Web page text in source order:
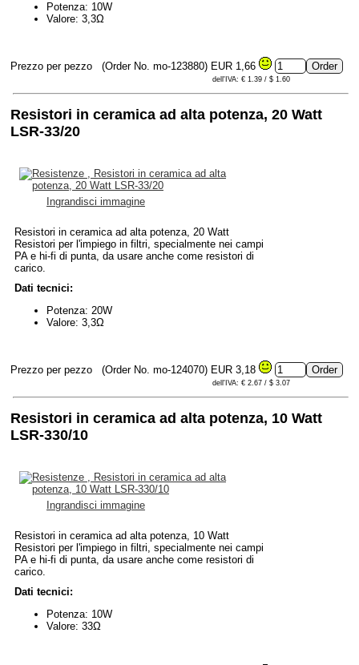
Potenza: 10W
Valore: 3,3Ω
Prezzo per pezzo (Order No. mo-123880) EUR 1,66
dell'IVA: € 1.39 / $ 1.60
Resistori in ceramica ad alta potenza, 20 Watt
LSR-33/20
Ingrandisci immagine
Resistori in ceramica ad alta potenza, 20 Watt
Resistori per l'impiego in filtri, specialmente nei campi
PA e hi-fi di punta, da usare anche come resistori di
carico.
Dati tecnici:
Potenza: 20W
Valore: 3,3Ω
Prezzo per pezzo (Order No. mo-124070) EUR 3,18
dell'IVA: € 2.67 / $ 3.07
Resistori in ceramica ad alta potenza, 10 Watt
LSR-330/10
Ingrandisci immagine
Resistori in ceramica ad alta potenza, 10 Watt
Resistori per l'impiego in filtri, specialmente nei campi
PA e hi-fi di punta, da usare anche come resistori di
carico.
Dati tecnici:
Potenza: 10W
Valore: 33Ω